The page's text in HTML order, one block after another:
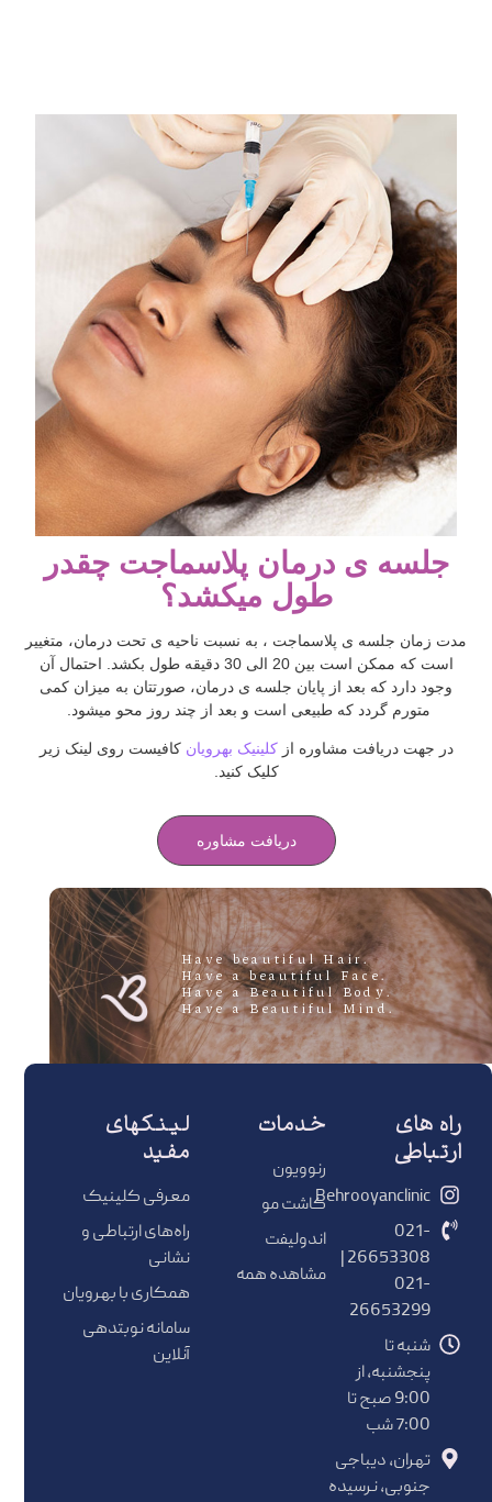
جلسه ی درمان پلاسماجت چقدر
طول میکشد؟
مدت زمان جلسه ی پلاسماجت ، به نسبت ناحیه ی تحت درمان، متغییر
است که ممکن است بین 20 الی 30 دقیقه طول بکشد. احتمال آن
وجود دارد که بعد از پایان جلسه ی درمان، صورتتان به میزان کمی
متورم گردد که طبیعی است و بعد از چند روز محو میشود.
در جهت دریافت مشاوره ازکلینیک بهرویان کافیست روی لینک زیر
کلیک کنید.
دریافت مشاوره
.Have beautiful Hair
.Have a beautiful Face
.Have a Beautiful Body
.Have a Beautiful Mind
راه های
ارتباطی
Behrooyanclinic
021-
021-
26653299
شنبه تا
پنجشنبه، از
9:00 صبح تا
7:00 شب
تهران، دیباجی
جنوبی، نرسیده
خدمات
رنوویون
کاشت مو
اندولیفت
مشاهده همه
لینکهای
مفید
معرفی کلینیک
راه‌های ارتباطی و
نشانی
همکاری با بهرویان
سامانه نوبتدهی
آنلاین